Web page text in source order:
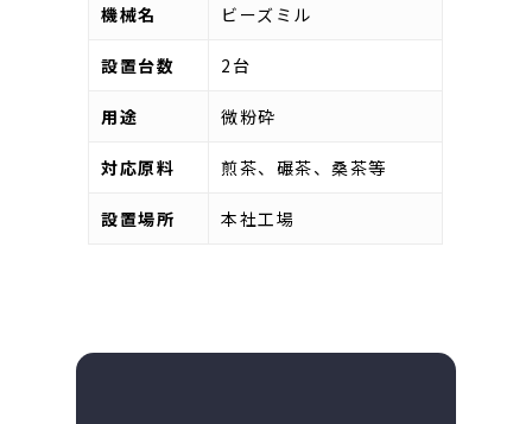
機械名 ビーズミル
設置台数 2台
用途 微粉砕
対応原料 煎茶、碾茶、桑茶等
設置場所 本社工場